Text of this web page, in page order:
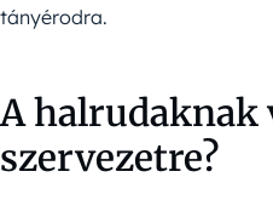
tányérodra.
A halrudaknak
szervezetre?